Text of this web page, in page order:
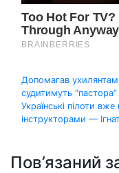
Навігація
записів
Допомагав ухилянтам
судитимуть “пастора”
Українські пілоти
інструкторами —
Пов’язаний